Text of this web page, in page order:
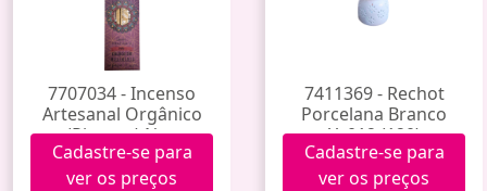
7707034 - Incenso
Artesanal Orgânico
(Pitanga) Noa
Cadastre-se para
ver os preços
7411369 - Rechot
Porcelana Branco
Yy012 (120)
Cadastre-se para
ver os preços